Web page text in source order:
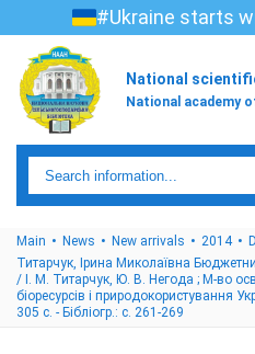
#Ukraine starts
National
National academy
Main News New arrivals 2014
Титарчук, Ірина Миколаївна
/ І. М. Титарчук, Ю. В. Негода ; М-во
біоресурсів і природокористування
305 с. - Бібліогр.: с. 261-269